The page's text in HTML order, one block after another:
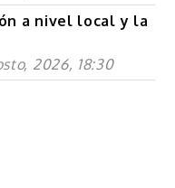
a nivel local y la
2026, 18:30